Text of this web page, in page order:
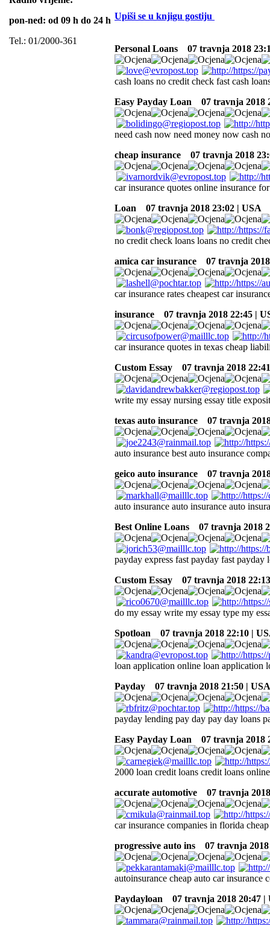
pon-ned: od 09 h do 24 h
Tel.: 01/2000-361
Upiši se u knjigu gostiju
Personal Loans 07 travnja 2018
cash loans no credit check fast cash
Easy Payday Loan
07 travnja 2018
need cash now need money now cash
cheap insurance
07 travnja 2018
car insurance quotes online insurance
Loan
07 travnja 2018 23:02 | USA
no credit check loans loans no credit
amica car insurance
07 travnja
car insurance rates cheapest car
insurance
07 travnja 2018 22:45 |
car insurance quotes in texas cheap
Custom Essay
07 travnja 2018
write my essay nursing essay title
texas auto insurance
07 travnja
auto insurance best auto insurance
geico auto insurance
07 travnja
auto insurance auto insurance auto
Best Online Loans
07 travnja 2018
payday express fast payday fast payday
Custom Essay
07 travnja 2018
do my essay write my essay type my
Spotloan
07 travnja 2018 22:10 |
loan application online loan application
Payday
07 travnja 2018 21:50 | USA
payday lending pay day pay day loans
Easy Payday Loan
07 travnja 2018
2000 loan credit loans credit loans
accurate automotive
07 travnja
car insurance companies in florida
progressive auto ins
07 travnja
autoinsurance cheap auto car insurance
Paydayloan
07 travnja 2018 20:47 |